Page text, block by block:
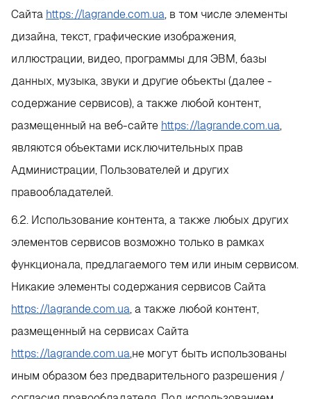
Сайта https://lagrande.com.ua, в том числе элементы
дизайна, текст, графические изображения,
иллюстрации, видео, программы для ЭВМ, базы
данных, музыка, звуки и другие объекты (далее -
содержание сервисов), а также любой контент,
размещенный на веб-сайте https://lagrande.com.ua,
являются объектами исключительных прав
Администрации, Пользователей и других
правообладателей.
6.2. Использование контента, а также любых других
элементов сервисов возможно только в рамках
функционала, предлагаемого тем или иным сервисом.
Никакие элементы содержания сервисов Сайта
https://lagrande.com.ua, а также любой контент,
размещенный на сервисах Сайта
https://lagrande.com.ua,не могут быть использованы
иным образом без предварительного разрешения /